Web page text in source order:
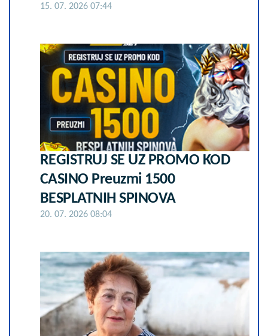
15. 07. 2026 07:44
REGISTRUJ SE UZ PROMO KOD
CASINO Preuzmi 1500
BESPLATNIH SPINOVA
20. 07. 2026 08:04